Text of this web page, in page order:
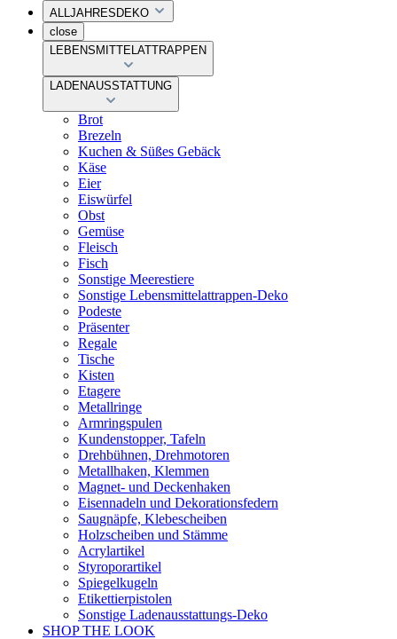
ALLJAHRESDEKO
close
LEBENSMITTELATTRAPPEN
LADENAUSSTATTUNG
Brot
Brezeln
Kuchen & Süßes Gebäck
Käse
Eier
Eiswürfel
Obst
Gemüse
Fleisch
Fisch
Sonstige Meerestiere
Sonstige Lebensmittelattrappen-Deko
Podeste
Präsenter
Regale
Tische
Kisten
Etagere
Metallringe
Armringspulen
Kundenstopper, Tafeln
Drehbühnen, Drehmotoren
Metallhaken, Klemmen
Magnet- und Deckenhaken
Eisennadeln und Dekorationsfedern
Saugnäpfe, Klebescheiben
Holzscheiben und Stämme
Acrylartikel
Styroporartikel
Spiegelkugeln
Etikettierpistolen
Sonstige Ladenausstattungs-Deko
SHOP THE LOOK